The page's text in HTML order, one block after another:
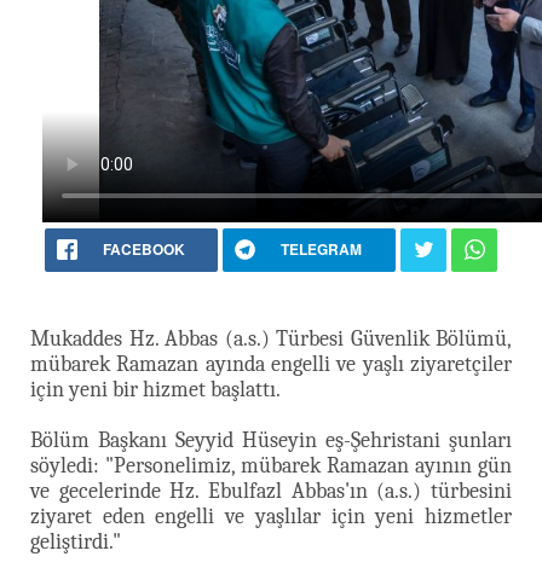
FACEBOOK TELEGRAM
Mukaddes Hz. Abbas (a.s.) Türbesi Güvenlik Bölümü,
mübarek Ramazan ayında engelli ve yaşlı ziyaretçiler
için yeni bir hizmet başlattı.
Bölüm Başkanı Seyyid Hüseyin eş-Şehristani şunları
söyledi: "Personelimiz, mübarek Ramazan ayının gün
ve gecelerinde Hz. Ebulfazl Abbas'ın (a.s.) türbesini
ziyaret eden engelli ve yaşlılar için yeni hizmetler
geliştirdi."